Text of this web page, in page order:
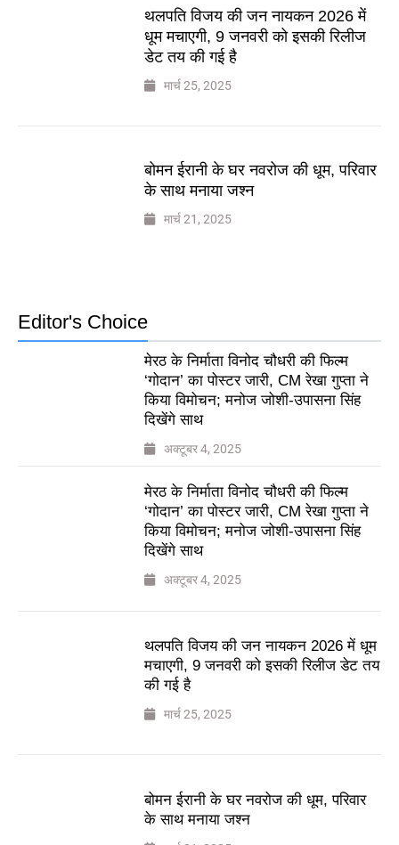
थलपति विजय की जन नायकन 2026 में
धूम मचाएगी, 9 जनवरी को इसकी रिलीज
डेट तय की गई है
मार्च 25, 2025
बोमन ईरानी के घर नवरोज की धूम, परिवार
के साथ मनाया जश्न
मार्च 21, 2025
Editor's Choice
मेरठ के निर्माता विनोद चौधरी की फिल्म
‘गोदान’ का पोस्टर जारी, CM रेखा गुप्ता ने
किया विमोचन; मनोज जोशी-उपासना सिंह
दिखेंगे साथ
अक्टूबर 4, 2025
मेरठ के निर्माता विनोद चौधरी की फिल्म
‘गोदान’ का पोस्टर जारी, CM रेखा गुप्ता ने
किया विमोचन; मनोज जोशी-उपासना सिंह
दिखेंगे साथ
अक्टूबर 4, 2025
थलपति विजय की जन नायकन 2026 में धूम
मचाएगी, 9 जनवरी को इसकी रिलीज डेट तय
की गई है
मार्च 25, 2025
बोमन ईरानी के घर नवरोज की धूम, परिवार
के साथ मनाया जश्न